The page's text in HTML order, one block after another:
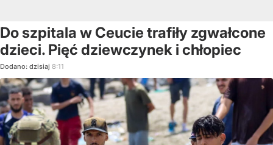
Do szpitala w Ceucie trafiły zgwałcone
dzieci. Pięć dziewczynek i chłopiec
Dodano: dzisiaj 8:11